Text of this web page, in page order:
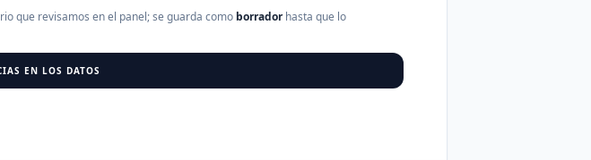
que revisamos en el panel; se guarda como borradorhasta que lo
EN LOS DATOS